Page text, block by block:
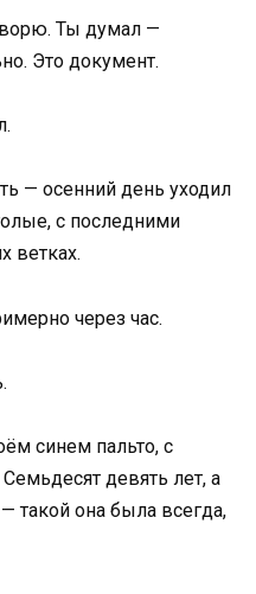
Ты думал —
Это документ.
— осенний день уходил
с последними
ветках.
через час.
синем пальто, с
девять лет, а
такой она была всегда,